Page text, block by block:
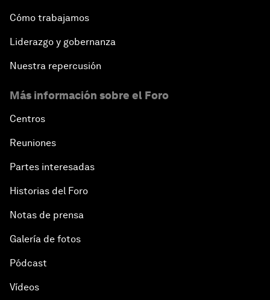
Cómo trabajamos
Liderazgo y gobernanza
Nuestra repercusión
Más información sobre el Foro
Centros
Reuniones
Partes interesadas
Historias del Foro
Notas de prensa
Galería de fotos
Pódcast
Vídeos